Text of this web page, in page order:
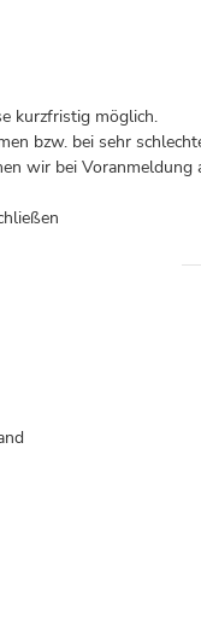
kurzfristig möglich.
bzw. bei sehr
wir bei